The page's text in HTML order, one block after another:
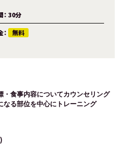
30分
無料
・食事内容についてカウンセリング
なる部位を中心にトレーニング